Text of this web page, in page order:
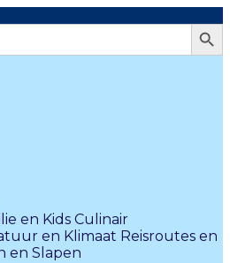
en Kids Culinair
en Klimaat Reisroutes en
en Slapen